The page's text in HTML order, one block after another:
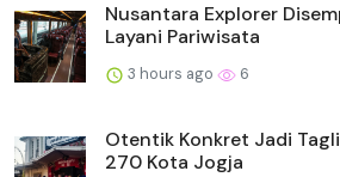
Nusantara Explorer
Layani Pariwisata
3 hours ago 6
Otentik Konkret Jadi
270 Kota Jogja